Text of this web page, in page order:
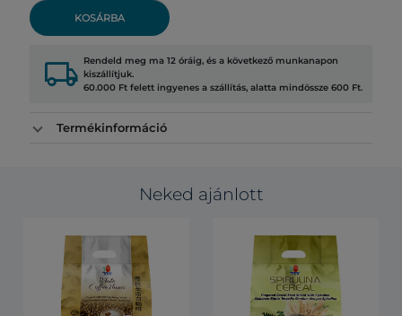
KOSÁRBA
local_shipping Rendeld meg ma 12 óráig, és a következő munkanapon
kiszállítjuk.
60.000 Ft felett ingyenes a szállítás, alatta mindössze 600 Ft.
Termékinformáció
Neked ajánlott